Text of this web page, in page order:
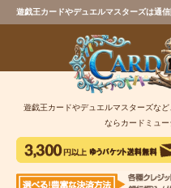
遊戯王カードやデュエルマスターズは通
遊戯王カードやデュエルマスターズな
ならカードミュー